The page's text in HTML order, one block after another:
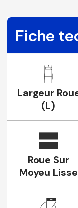
Fiche
Largeur
(L)
Roue Sur
Moyeu Lisse